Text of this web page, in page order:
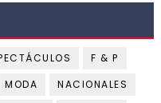
F & P
MODA
NACIONALES